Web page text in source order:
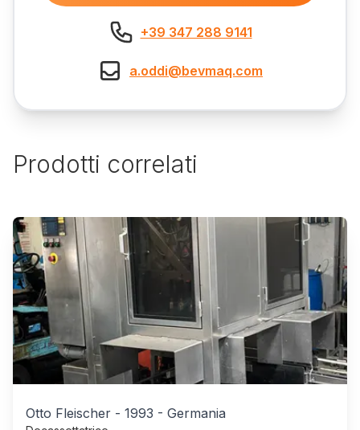
+39 347 288 9141
a.oddi@bevmaq.com
Prodotti correlati
Otto Fleischer - 1993 - Germania